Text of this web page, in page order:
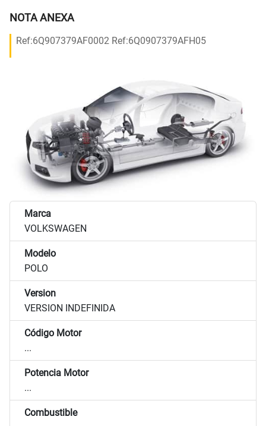
NOTA ANEXA
Ref:6Q907379AF0002 Ref:6Q0907379AFH05
Marca
VOLKSWAGEN
Modelo
POLO
Version
VERSION INDEFINIDA
Código Motor
...
Potencia Motor
...
Combustible